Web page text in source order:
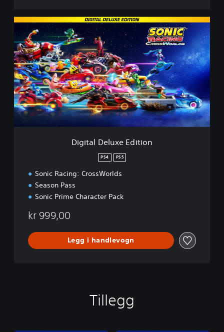
D
e
m
o
D
i
g
i
t
a
l
D
e
l
x
Digital Deluxe Edition
PS4 PS5
Sonic Racing: CrossWorlds
Season Pass
Sonic Prime Character Pack
kr 999,00
Legg i handlevogn
Tillegg